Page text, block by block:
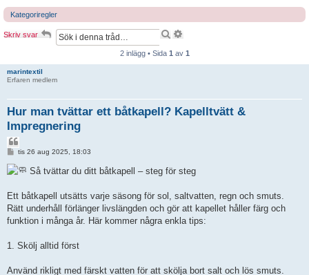
Kategoriregler
Skriv svar
S
k
a
n
a
d
n
2 inlägg • Sida 1 av 1
marintextil
Erfaren medlem
Hur man tvättar ett båtkapell? Kapelltvätt &
Impregnering
i
e
l
ä
g
tis 26 aug 2025, 18:03
Så tvättar du ditt båtkapell – steg för steg
Ett båtkapell utsätts varje säsong för sol, saltvatten, regn och smuts.
Rätt underhåll förlänger livslängden och gör att kapellet håller färg och
funktion i många år. Här kommer några enkla tips:
1. Skölj alltid först
Använd rikligt med färskt vatten för att skölja bort salt och lös smuts.